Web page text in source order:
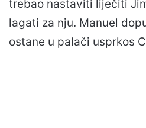
trebao nastaviti liječiti
lagati za nju. Manuel
ostane u palači usprkos